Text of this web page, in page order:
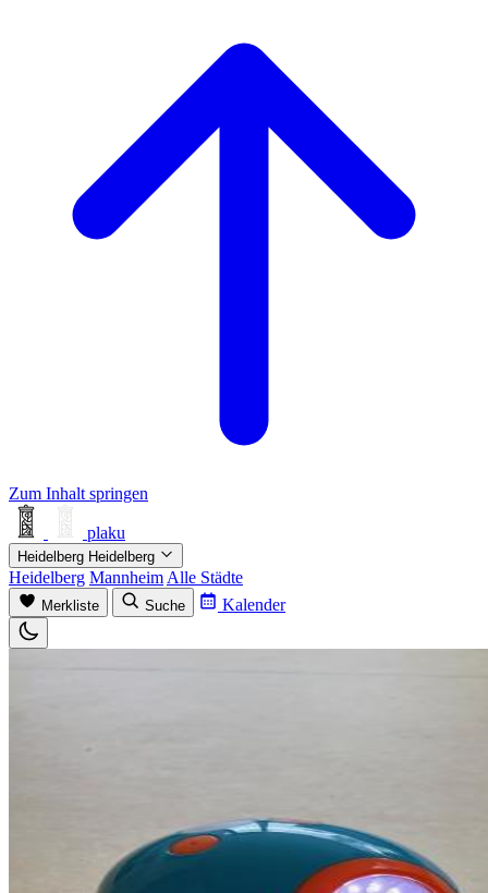
Zum Inhalt springen
plaku
Heidelberg Heidelberg
Heidelberg Mannheim Alle Städte
Merkliste Suche Kalender